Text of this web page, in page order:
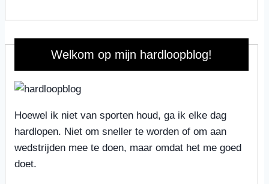
Welkom op mijn hardloopblog!
Hoewel ik niet van sporten houd, ga ik elke dag
hardlopen. Niet om sneller te worden of om aan
wedstrijden mee te doen, maar omdat het me goed
doet.